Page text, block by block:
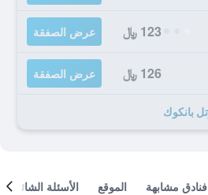
123 ﷼ عرض الصفقة
126 ﷼ عرض الصفقة
فنادق مشابهة الموقع الأسئلة الشائعة